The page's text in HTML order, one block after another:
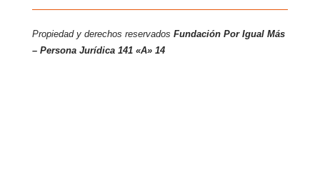
Propiedad y derechos reservados Fundación Por Igual Más
– Persona Jurídica 141 «A» 14